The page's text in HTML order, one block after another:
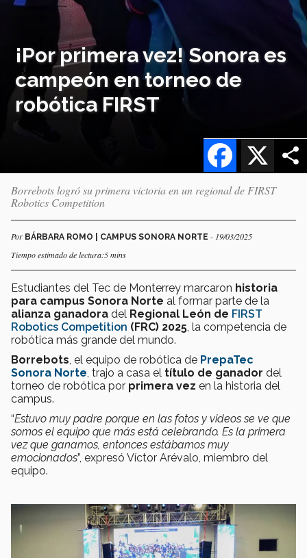
¡Por primera vez! Sonora es
campeón en torneo de
robótica FIRST
X
Facebook
Borrebots logró su primera victoria en un regional de FIRST
Robotics Competition
Por BÁRBARA ROMO | CAMPUS SONORA NORTE - 19/03/2025
Tiempo estimado de lectura:5 mins
Estudiantes del Tec de Monterrey marcaron historia
para campus Sonora Norte al formar parte de la
alianza ganadora del Regional León de FIRST
Robotics Competition (FRC) 2025 , la competencia de
robótica más grande del mundo.
Borrebots , el equipo de robótica de PrepaTec
Sonora Norte , trajo a casa el título de ganador del
torneo de robótica por primera vez en la historia del
campus.
“Estuvo muy padre porque en las fotos y videos se ve que
somos el equipo que más está celebrando. Es la primera
vez que ganamos, entonces estábamos muy
emocionados”, expresó Víctor Arévalo, miembro del
equipo.